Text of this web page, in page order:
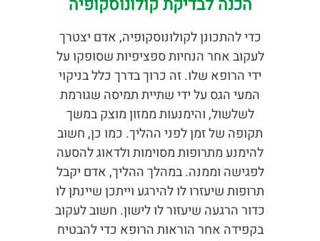
הכנה לבדיקת קולונוסקופיה
כדי להתכונן לקולונוסקופיה, אדם יצטרך
לעקוב אחר הנחיות ספציפיות שסופקו על
ידי הרופא שלו. זה כרוך בדרך כלל בניקוי
המעי הגס על ידי שתיית תמיסה שגורמת
לשלשול, והימנעות ממזון מוצק במשך
תקופה של זמן לפני ההליך. כמו כן, חשוב
להימנע מתרופות מסוימות ולדאוג להסעה
לפגישה וממנה. במהלך ההליך, אדם יקבל
תרופות שיעזרו לו להירגע וייתכן שיינתן לו
כדור הרגעה שיעזור לו לישון. חשוב לעקוב
בקפידה אחר הוראות הרופא כדי להבטיח